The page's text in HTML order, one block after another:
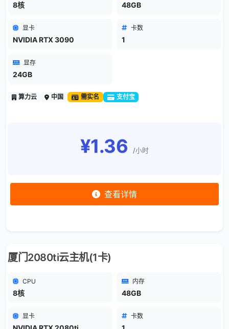
8核 48GB
显卡
NVIDIA RTX 3090
卡数
1
显存
24GB
算力云 中国 需实名 支付宝
¥1.36 /小时
查看详情
厦门2080ti云主机(1卡)
CPU
8核
内存
48GB
显卡 卡数